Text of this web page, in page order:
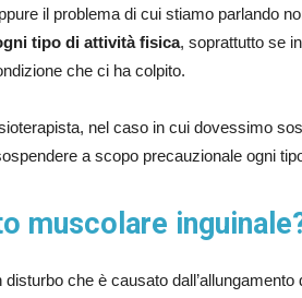
il problema di cui stiamo parlando
tipo di attività fisica, soprattutto se
che ci ha colpito.
nel caso in cui dovessimo
a scopo precauzionale ogni
muscolare
disturbo che è causato